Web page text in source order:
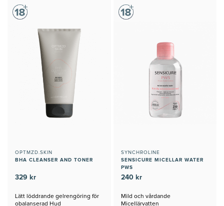
OPTMZD.SKIN
BHA CLEANSER AND TONER
329 kr
Lätt löddrande gelrengöring för
obalanserad Hud
SYNCHROLINE
SENSICURE MICELLAR WATER
PWS
240 kr
Mild och vårdande
Micellärvatten